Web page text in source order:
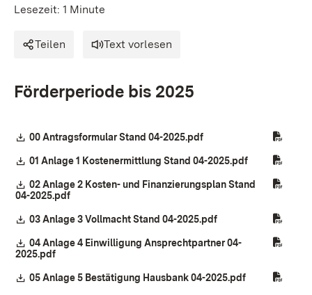
Lesezeit: 1 Minute
Teilen Text vorlesen
Förderperiode bis 2025
Download:
00 Antragsformular Stand 04-2025.pdf(Öffnet in neuem
Download:
01 Anlage 1 Kostenermittlung Stand 04-2025.pdf(Öffnet in
Download:
02 Anlage 2 Kosten- und Finanzierungsplan Stand
04-2025.pdf
Download:
03 Anlage 3 Vollmacht Stand 04-2025.pdf(Öffnet in neuem
Download:
04 Anlage 4 Einwilligung Ansprechtpartner 04-
2025.pdf
Download:
05 Anlage 5 Bestätigung Hausbank 04-2025.pdf(Öffnet in